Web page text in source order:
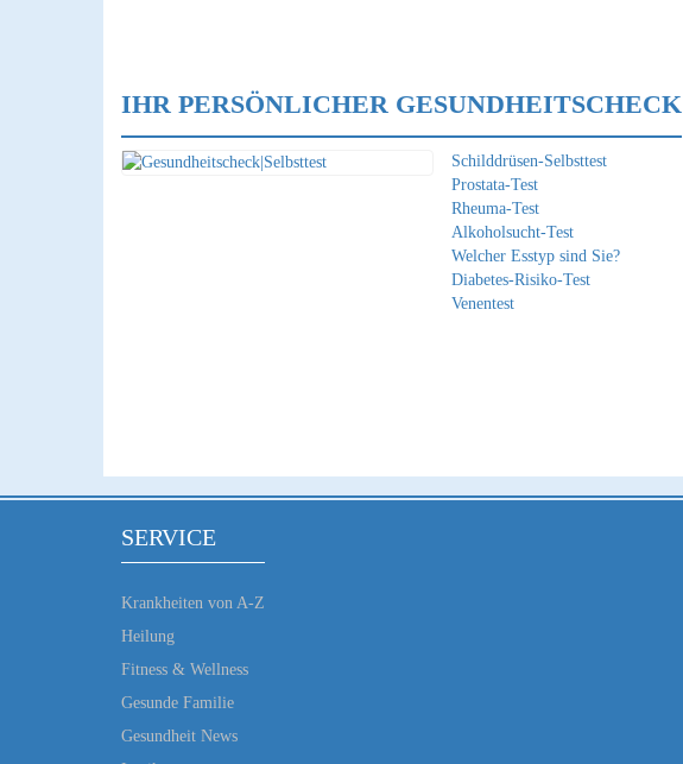
IHR PERSÖNLICHER GESUNDHEITSCHECK
Schilddrüsen-Selbsttest
Prostata-Test
Rheuma-Test
Alkoholsucht-Test
Welcher Esstyp sind Sie?
Diabetes-Risiko-Test
Venentest
SERVICE
Krankheiten von A-Z
Heilung
Fitness & Wellness
Gesunde Familie
Gesundheit News